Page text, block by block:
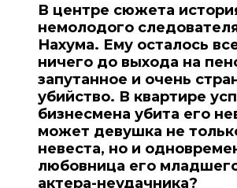
В центре сюжета
немолодого
Нахума. Ему осталось
ничего до выхода на
запутанное и очень
убийство. В квартире
бизнесмена убита его
может девушка не
невеста, но и
любовница его
актера-неудачника?